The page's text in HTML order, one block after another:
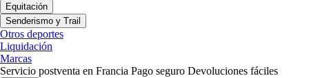
Equitación
Senderismo y Trail
Otros deportes
Liquidación
Marcas
Servicio postventa en Francia Pago seguro Devoluciones fáciles